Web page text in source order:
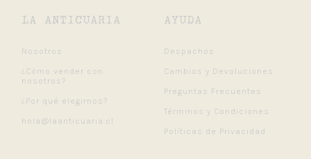
LA ANTICUARIA
Nosotros
¿Cómo vender con
nosotros?
¿Por qué elegirnos?
hola@laanticuaria.cl
AYUDA
Despachos
Cambios y Devoluciones
Preguntas Frecuentes
Términos y Condiciones
Políticas de Privacidad